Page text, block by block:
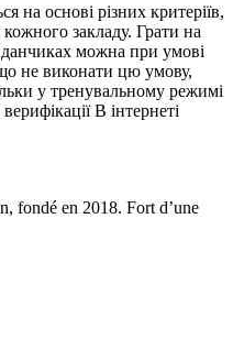
на основі різних критеріїв,
закладу. Грати на
можна при умові
не виконати цю умову,
у тренувальному режимі
В інтернеті
fondé en 2018. Fort d’une